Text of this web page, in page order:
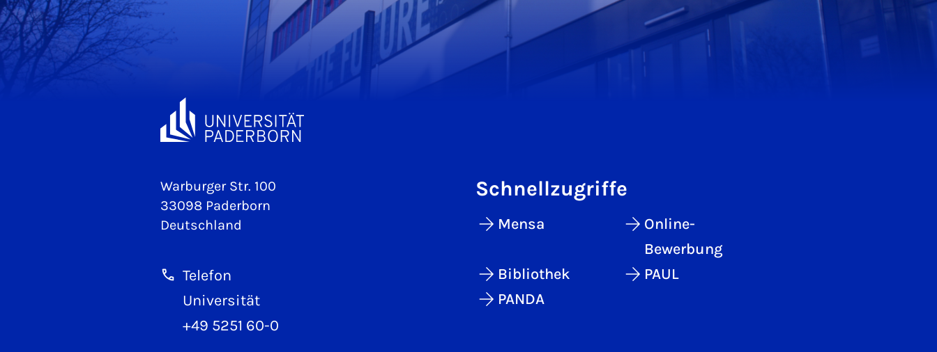
Warburger Str. 100
33098 Paderborn
Deutschland
Telefon
Universität
+49 5251 60-0
Schnellzugriffe
Mensa
Online-
Bewerbung
Bibliothek
PAUL
PANDA